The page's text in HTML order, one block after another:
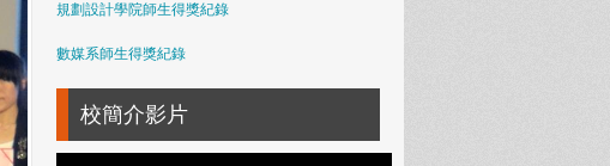
規劃設計學院師生得獎紀錄
數媒系師生得獎紀錄
校簡介影片